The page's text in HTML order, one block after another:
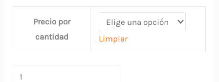
Precio por
cantidad
Limpiar